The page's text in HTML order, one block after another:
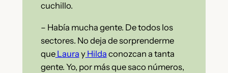
cuchillo.
– Había mucha gente. De todos los
sectores. No deja de sorprenderme
queLaura yHilda conozcan a tanta
gente. Yo, por más que saco números,